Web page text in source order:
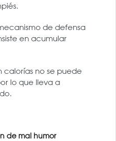
de defensa
en acumular
calorías no se puede
lo que lleva a
de mal humor